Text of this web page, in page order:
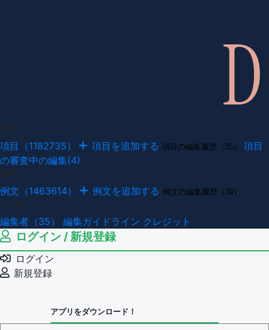
項目（1182735） 項目を追加する 項目の編集履歴（35）
項目
の審査中の編集(4)
例文（1463614） 例文を追加する 例文の編集履歴（39）
編集者（35） 編集ガイドライン クレジット
ログイン / 新規登録
ログイン
新規登録
アプリをダウンロード！